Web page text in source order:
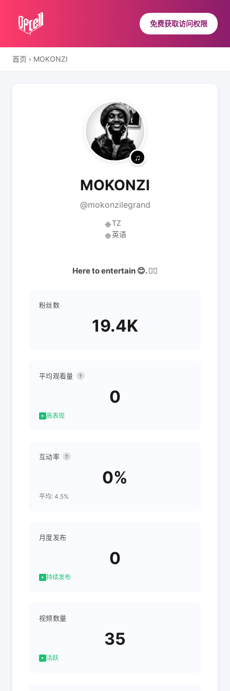
免费获取访问权限
首页 › MOKONZI
MOKONZI
@mokonzilegrand
🌐 TZ
🌐 英语
Here to entertain 😊. 👇🏾
粉丝数
19.4K
平均观看量 ?
0
高表现
互动率 ?
0%
平均: 4.5%
月度发布
0
持续发布
视频数量
35
活跃